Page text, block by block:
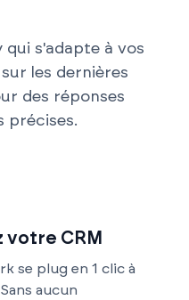
qui s'adapte à vos
les dernières
des réponses
précises.
votre CRM
se plug en 1 clic à
aucun